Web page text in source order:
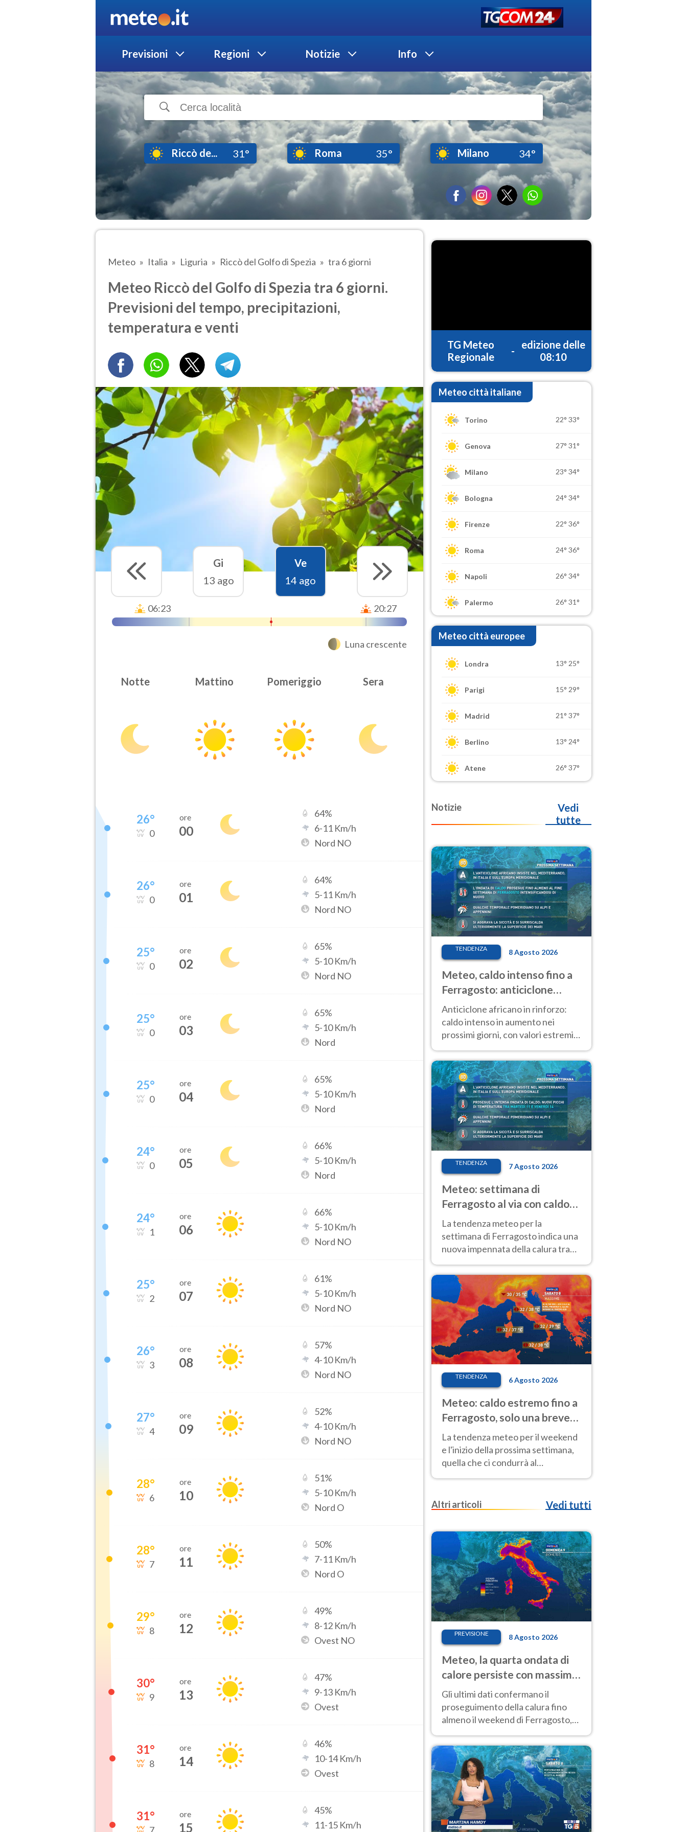
Previsioni Regioni Notizie Info
Riccò de... 31° Roma 35° Milano 34°
Meteo Italia Liguria Riccò del Golfo di Spezia tra 6 giorni
Meteo Riccò del Golfo di Spezia tra 6 giorni.
Previsioni del tempo, precipitazioni,
temperatura e venti
Gi
13 ago
Ve
14 ago
06:23 20:27
Luna crescente
Notte Mattino Pomeriggio Sera
26°
0
ore
00
64%
6-11 Km/h
Nord NO
26°
0
ore
01
64%
5-11 Km/h
Nord NO
25°
0
ore
02
65%
5-10Km/h
Nord NO
25°
0
ore
03
65%
5-10Km/h
Nord
25°
0
ore
04
65%
5-10Km/h
Nord
24°
0
ore
05
66%
5-10Km/h
Nord
24°
1
ore
06
66%
5-10Km/h
Nord NO
25°
2
ore
07
61%
5-10Km/h
Nord NO
26°
3
ore
08
57%
4-10Km/h
Nord NO
27°
4
ore
09
52%
4-10Km/h
Nord NO
28°
6
ore
10
51%
5-10Km/h
Nord O
28°
7
ore
11
50%
7-11 Km/h
Nord O
29°
8
ore
12
49%
8-12 Km/h
Ovest NO
30°
9
ore
13
47%
9-13 Km/h
Ovest
31°
8
ore
14
46%
10-14Km/h
Ovest
31° ore
15
45%
11-15 Km/h
TG Meteo
Regionale
-
edizione delle
08:10
Meteo città italiane
Torino 22° 33°
Genova 27° 31°
Milano 23° 34°
Bologna 24° 34°
Firenze 22° 36°
Roma 24° 36°
Napoli 26° 34°
Palermo 26° 31°
Meteo città europee
Londra 13° 25°
Parigi 15° 29°
Madrid 21° 37°
Berlino 13° 24°
Atene 26° 37°
Notizie
Vedi
tutte
TENDENZA 8 Agosto 2026
Meteo, caldo intenso fino a
Ferragosto: anticiclone
africano ancora
protagonista
Anticiclone africano in rinforzo:
caldo intenso in aumento nei
prossimi giorni, con valori estremi
d’Italia
TENDENZA 7 Agosto 2026
Meteo: settimana di
Ferragosto al via con caldo
intenso e qualche temporale
La tendenza meteo per la
settimana di Ferragosto indica una
nuova impennata della calura tra
anche al Nord.
TENDENZA 6 Agosto 2026
Meteo: caldo estremo fino a
Ferragosto, solo una breve
pausa. Ecco dove
La tendenza meteo per il weekend
e l'inizio della prossima settimana,
quella che ci condurrà al
Ferragosto, vede ancora
Altri articoli
Vedi tutti
PREVISIONE 8 Agosto 2026
Meteo, la quarta ondata di
calore persiste con massime
sempre molto elevate
Gli ultimi dati confermano il
proseguimento della calura fino
almeno il weekend di Ferragosto,
intensificazione prossima
settimana